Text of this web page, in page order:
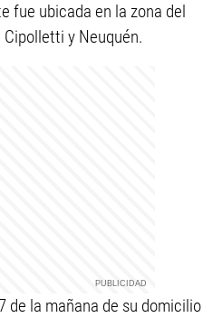
fue ubicada en la zona del
y Neuquén.
de la mañana de su domicilio